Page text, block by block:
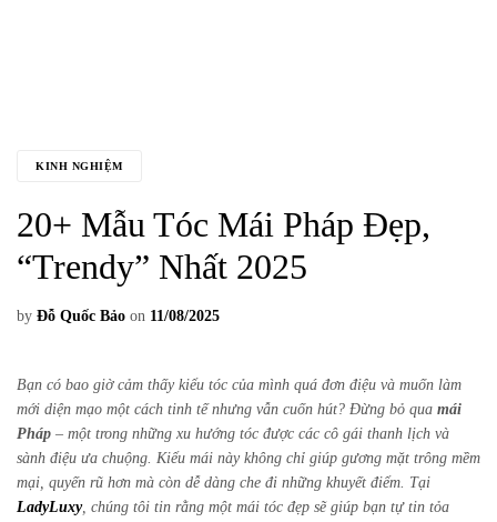
KINH NGHIỆM
20+ Mẫu Tóc Mái Pháp Đẹp,
“Trendy” Nhất 2025
by Đỗ Quốc Bảo on 11/08/2025
Bạn có bao giờ cảm thấy kiểu tóc của mình quá đơn điệu và muốn làm
mới diện mạo một cách tinh tế nhưng vẫn cuốn hút? Đừng bỏ qua mái
Pháp – một trong những xu hướng tóc được các cô gái thanh lịch và
sành điệu ưa chuộng. Kiểu mái này không chỉ giúp gương mặt trông mềm
mại, quyến rũ hơn mà còn dễ dàng che đi những khuyết điểm. Tại
LadyLuxy, chúng tôi tin rằng một mái tóc đẹp sẽ giúp bạn tự tin tỏa